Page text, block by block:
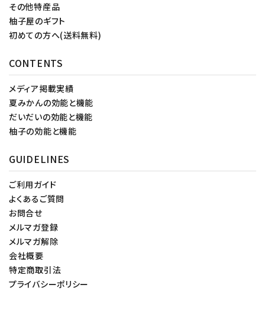
その他特産品
柚子屋のギフト
初めての方へ(送料無料)
CONTENTS
メディア掲載実績
夏みかんの効能と機能
だいだいの効能と機能
柚子の効能と機能
GUIDELINES
ご利用ガイド
よくあるご質問
お問合せ
メルマガ登録
メルマガ解除
会社概要
特定商取引法
プライバシーポリシー